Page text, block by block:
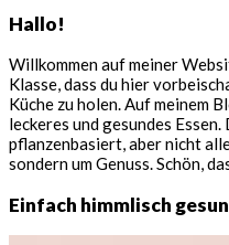
Hallo!
Willkommen auf meiner
Klasse, dass du hier
Küche zu holen. Auf meinem
leckeres und gesundes
pflanzenbasiert, aber nicht
sondern um Genuss. Schön,
Einfach himmlisch